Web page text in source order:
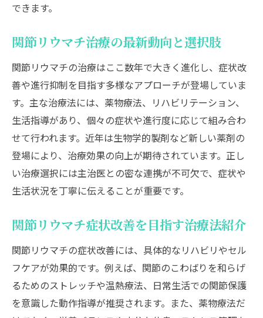
できます。
関節リウマチ治療の最新動向と選択肢
関節リウマチの治療はここ数年で大きく進化し、症状改
善や進行抑制を目指す多様なアプローチが登場していま
す。主な治療法には、薬物療法、リハビリテーション、
生活指導があり、個々の症状や進行度に応じて組み合わ
せて行われます。近年は生物学的製剤など新しい薬剤の
登場により、治療効果の向上が期待されています。正し
い治療選択には主治医との密な連携が不可欠で、症状や
生活状況を丁寧に伝えることが重要です。
関節リウマチ症状改善を目指す治療法紹介
関節リウマチの症状改善には、具体的なリハビリやセル
フケアが効果的です。例えば、関節のこわばりを和らげ
るためのストレッチや温熱療法、日常生活での関節保護
を意識した動作指導が推奨されます。また、薬物療法だ